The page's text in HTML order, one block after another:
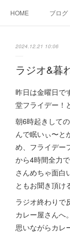
HOME ブログ
2024.12.21 10:06
ラジオ&暮
昨日は金曜日で
堂フライデー！
朝6時起きして
んで眠いぃ〜と
め、フライデー
から4時間全力
さんめちゃ面白
ともお聞き頂け
ラジオ終わりで
カレー屋さんへ
思いながらカレ